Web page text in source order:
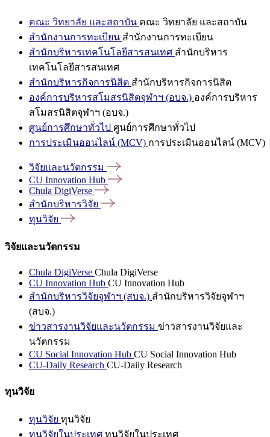
คณะ วิทยาลัย และสถาบัน คณะ วิทยาลัย และสถาบัน
สำนักงานการทะเบียน สำนักงานการทะเบียน
สำนักบริหารเทคโนโลยีสารสนเทศ สำนักบริหาร
เทคโนโลยีสารสนเทศ
สำนักบริหารกิจการนิสิต สำนักบริหารกิจการนิสิต
องค์การบริหารสโมสรนิสิตจุฬาฯ (อบจ.) องค์การบริหาร
สโมสรนิสิตจุฬาฯ (อบจ.)
ศูนย์การศึกษาทั่วไป ศูนย์การศึกษาทั่วไป
การประเมินออนไลน์ (MCV) การประเมินออนไลน์ (MCV)
วิจัยและนวัตกรรม
CU Innovation Hub
Chula DigiVerse
สำนักบริหารวิจัย
ทุนวิจัย
วิจัยและนวัตกรรม
Chula DigiVerse Chula DigiVerse
CU Innovation Hub CU Innovation Hub
สำนักบริหารวิจัยจุฬาฯ (สบจ.) สำนักบริหารวิจัยจุฬาฯ
(สบจ.)
ข่าวสารงานวิจัยและนวัตกรรม ข่าวสารงานวิจัยและ
นวัตกรรม
CU Social Innovation Hub CU Social Innovation Hub
CU-Daily Research CU-Daily Research
ทุนวิจัย
ทุนวิจัย ทุนวิจัย
ทุนวิจัยในประเทศ ทุนวิจัยในประเทศ